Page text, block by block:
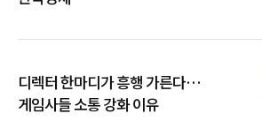
디렉터 한마디가 흥행 가른다…
게임사들 소통 강화 이유